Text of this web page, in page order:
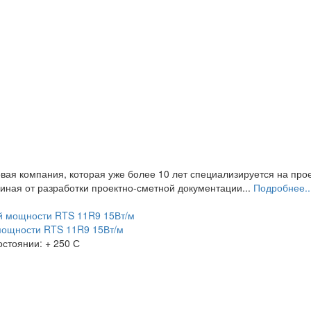
компания, которая уже более 10 лет специализируется на
от разработки проектно-сметной документации...
RTS 11R9 15Вт/м
+ 250 С